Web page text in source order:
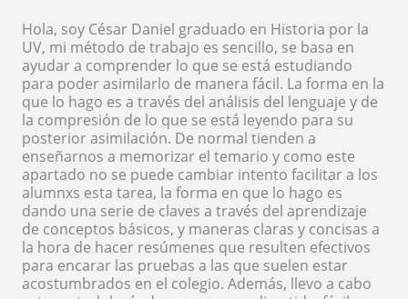
Hola, soy César Daniel graduado en Historia por la
UV, mi método de trabajo es sencillo, se basa en
ayudar a comprender lo que se está estudiando
para poder asimilarlo de manera fácil. La forma en la
que lo hago es a través del análisis del lenguaje y de
la compresión de lo que se está leyendo para su
posterior asimilación. De normal tienden a
enseñarnos a memorizar el temario y como este
apartado no se puede cambiar intento facilitar a los
alumnxs esta tarea, la forma en que lo hago es
dando una serie de claves a través del aprendizaje
de conceptos básicos, y maneras claras y concisas a
la hora de hacer resúmenes que resulten efectivos
para encarar las pruebas a las que suelen estar
acostumbrados en el colegio. Además, llevo a cabo